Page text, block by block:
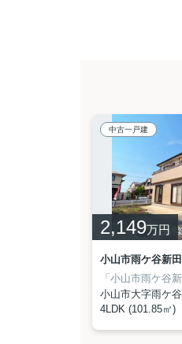
中古一戸建
2,149万円
小山市雨ケ谷新
小山市大字雨ケ
4LDK (101.85㎡)